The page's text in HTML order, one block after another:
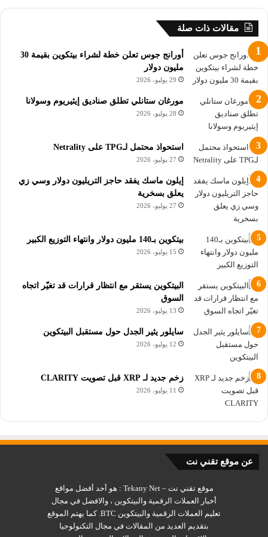
وتجدر الاشارة الى اننا قمنا فيما سبق بالحديث عن هذه العملة
وحول الهاتف والتطبيق الذكي الذي يقوم بتعدين العمله بشكل مجاني
، يمكنك الاطلاع على مقالنا السابق من خلالالضغط هنا.
Electroneum
العملات الرقمية منصات تداول العملات الرقمية
مقالات ذات صلة
أورانج جوس تعلن خطة لشراء بيتكوين بقيمة 30
مليون دولار
29 يوليو، 2026
مورغان ستانلي تطلق صناديق إيثيريوم وسولانا
28 يوليو، 2026
استحواذ محتمل لـTPG على Netrality
27 يوليو، 2026
إيلون ماسك يفقد حاجز التريليون دولار وسي زي
يعلق بسخرية
27 يوليو، 2026
بيتكوين بـ140 مليون دولار وانتهاء التوزيع الكبير
15 يوليو، 2026
البيتكوين يستقر مع انتظار قرارات قد تغيّر اتجاه
السوق
13 يوليو، 2026
سايلور يثير الجدل حول مستقبل البيتكوين
12 يوليو، 2026
زخم جديد لـ XRP قبل تصويت CLARITY
11 يوليو، 2026
عن موقع تقني نت
موقع تقني نت – Tekany Net : هو أحد أفضل مواقع
أخبار العملات الرقمية والبيتكوين ، والافضل في مجال
تعليم العملات الرقمية والبيتكوين BTC. كما يهتم الموقع
بتقديم العديد من المقالات في مجال التكنولوجيا